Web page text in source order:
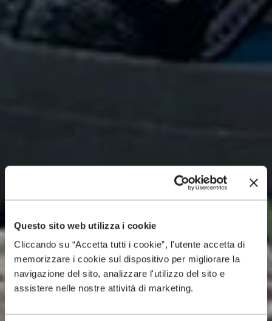
Questo sito web utilizza i cookie
Cliccando su “Accetta tutti i cookie”, l'utente accetta di
memorizzare i cookie sul dispositivo per migliorare la
navigazione del sito, analizzare l'utilizzo del sito e
assistere nelle nostre attività di marketing.